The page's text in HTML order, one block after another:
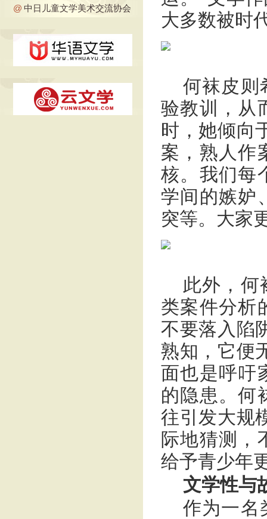
@ 中日儿童文学美术交流协会
大多数被时
何袜皮则
验教训，从
时，她倾向
案，熟人作
核。我们每
学间的嫉妒
突等。大家
此外，何
类案件分析
不要落入陷
熟知，它便
面也是呼吁
的隐患。何
往引发大规
际地猜测，
给予青少年
文学性与
作为一名